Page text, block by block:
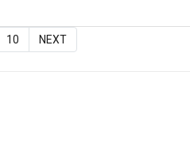
10 NEXT